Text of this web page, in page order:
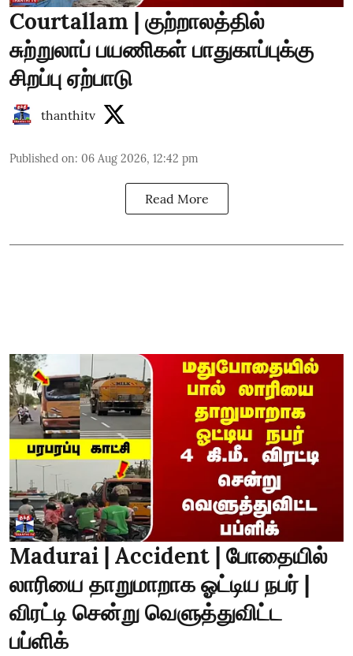
Courtallam | குற்றாலத்தில்
சுற்றுலாப் பயணிகள் பாதுகாப்புக்கு
சிறப்பு ஏற்பாடு
thanthitv
Published on: 06 Aug 2026, 12:42 pm
Read More
Madurai | Accident | போதையில்
லாரியை தாறுமாறாக ஓட்டிய நபர் |
விரட்டி சென்று வெளுத்துவிட்ட
பப்ளிக்